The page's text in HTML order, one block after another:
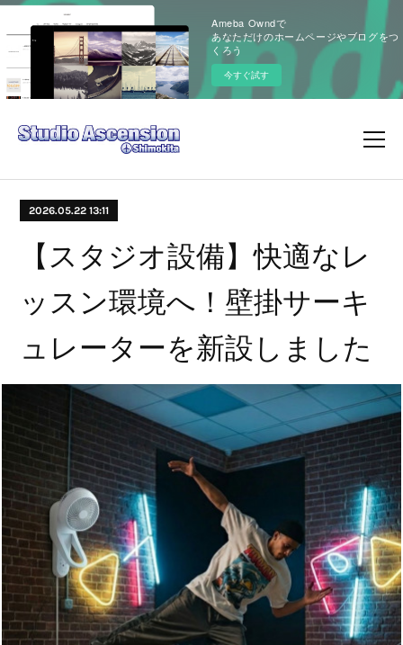
Ameba Owndで
あなただけのホームページやブログをつ
くろう
今すぐ試す
2026.05.22 13:11
【スタジオ設備】快適なレ
ッスン環境へ！壁掛サーキ
ュレーターを新設しました